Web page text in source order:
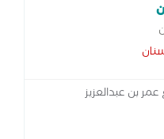
بن عبدالعزيز